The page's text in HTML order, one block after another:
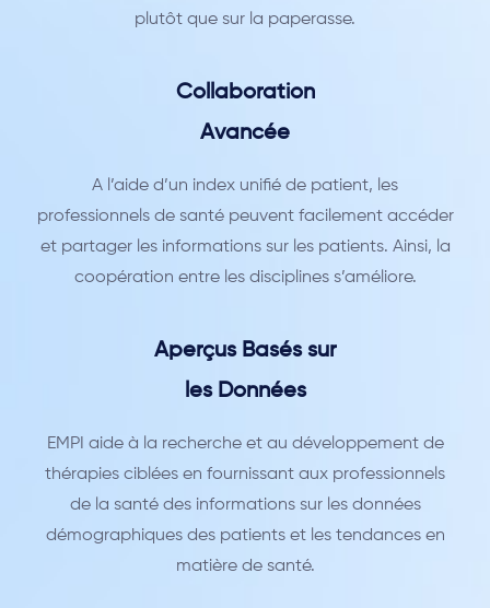
plutôt que sur la paperasse.
Collaboration
Avancée
A l’aide d’un index unifié de patient, les
professionnels de santé peuvent facilement accéder
et partager les informations sur les patients. Ainsi, la
coopération entre les disciplines s’améliore.
Aperçus Basés sur
les Données
EMPI aide à la recherche et au développement de
thérapies ciblées en fournissant aux professionnels
de la santé des informations sur les données
démographiques des patients et les tendances en
matière de santé.